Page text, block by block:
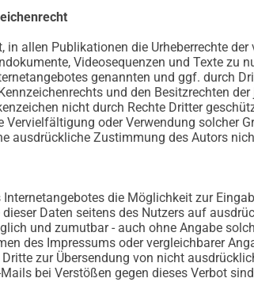
in allen Publikationen die Urheberrechte
Videosequenzen und Texte zu
genannten und ggf. durch
und den Besitzrechten
nicht durch Rechte Dritter
Vervielfältigung oder Verwendung solcher
ausdrückliche Zustimmung des Autors
die Möglichkeit zur
Daten seitens des Nutzers auf
und zumutbar - auch ohne Angabe
des Impressums oder vergleichbarer
zur Übersendung von nicht
bei Verstößen gegen dieses Verbot